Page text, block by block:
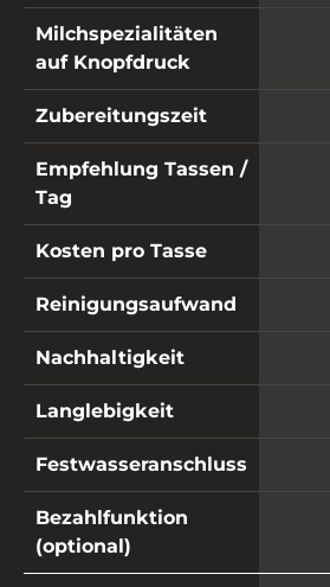
Milchspezialitäten
auf Knopfdruck
Zubereitungszeit
Empfehlung Tassen /
Tag
Kosten pro Tasse
Reinigungsaufwand
Nachhaltigkeit
Langlebigkeit
Festwasseranschluss
Bezahlfunktion
(optional)